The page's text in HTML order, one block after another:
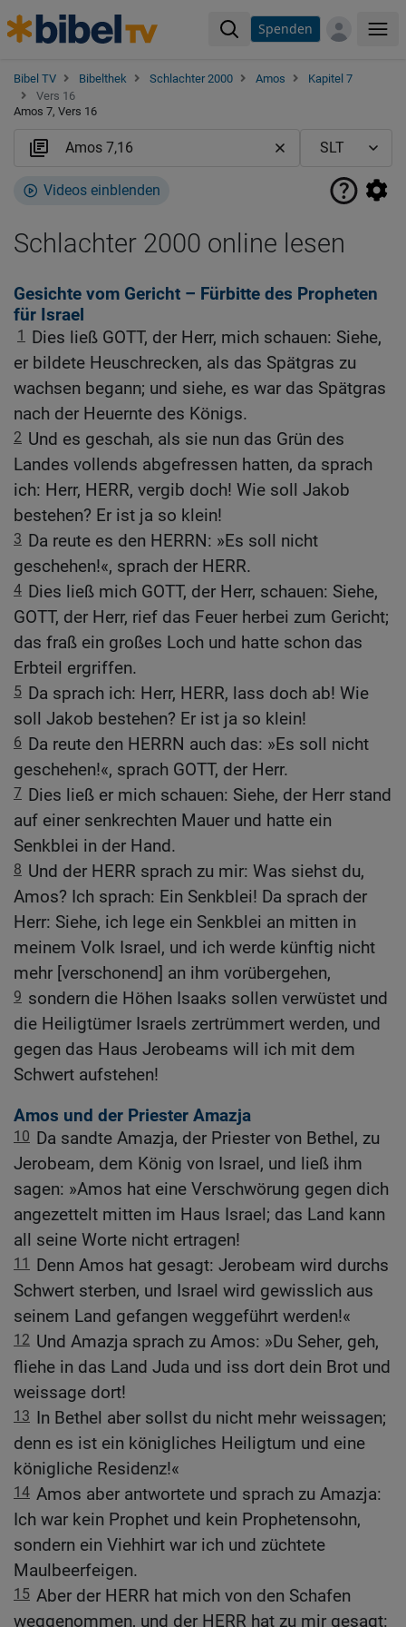
Spenden
Bibel TV Bibelthek Schlachter 2000 Amos
Kapitel 7
Vers 16
Amos 7, Vers 16
Videos einblenden
Schlachter 2000 online lesen
Gesichte vom Gericht – Fürbitte des Propheten
für Israel
1
Dies ließ GOTT, der Herr, mich schauen: Siehe,
er bildete Heuschrecken, als das Spätgras zu
wachsen begann; und siehe, es war das Spätgras
nach der Heuernte des Königs.
2 Und es geschah, als sie nun das Grün des
Landes vollends abgefressen hatten, da sprach
ich: Herr, HERR, vergib doch! Wie soll Jakob
bestehen? Er ist ja so klein!
3 Da reute es den HERRN: »Es soll nicht
geschehen!«, sprach der HERR.
4 Dies ließ mich GOTT, der Herr, schauen: Siehe,
GOTT, der Herr, rief das Feuer herbei zum Gericht;
das fraß ein großes Loch und hatte schon das
Erbteil ergriffen.
5 Da sprach ich: Herr, HERR, lass doch ab! Wie
soll Jakob bestehen? Er ist ja so klein!
6 Da reute den HERRN auch das: »Es soll nicht
geschehen!«, sprach GOTT, der Herr.
7 Dies ließ er mich schauen: Siehe, der Herr stand
auf einer senkrechten Mauer und hatte ein
Senkblei in der Hand.
8 Und der HERR sprach zu mir: Was siehst du,
Amos? Ich sprach: Ein Senkblei! Da sprach der
Herr: Siehe, ich lege ein Senkblei an mitten in
meinem Volk Israel, und ich werde künftig nicht
mehr [verschonend] an ihm vorübergehen,
9 sondern die Höhen Isaaks sollen verwüstet und
die Heiligtümer Israels zertrümmert werden, und
gegen das Haus Jerobeams will ich mit dem
Schwert aufstehen!
Amos und der Priester Amazja
10 Da sandte Amazja, der Priester von Bethel, zu
Jerobeam, dem König von Israel, und ließ ihm
sagen: »Amos hat eine Verschwörung gegen dich
angezettelt mitten im Haus Israel; das Land kann
all seine Worte nicht ertragen!
11
Denn Amos hat gesagt: Jerobeam wird durchs
Schwert sterben, und Israel wird gewisslich aus
seinem Land gefangen weggeführt werden!«
12 Und Amazja sprach zu Amos: »Du Seher, geh,
fliehe in das Land Juda und iss dort dein Brot und
weissage dort!
13 In Bethel aber sollst du nicht mehr weissagen;
denn es ist ein königliches Heiligtum und eine
königliche Residenz!«
14 Amos aber antwortete und sprach zu Amazja:
Ich war kein Prophet und kein Prophetensohn,
sondern ein Viehhirt war ich und züchtete
Maulbeerfeigen.
15 Aber der HERR hat mich von den Schafen
weggenommen, und der HERR hat zu mir gesagt: